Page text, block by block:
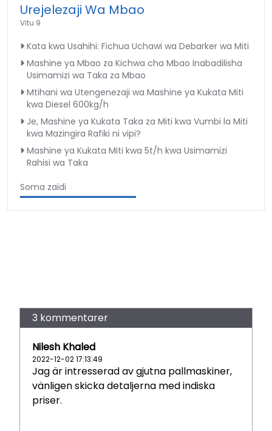
Urejelezaji Wa Mbao
Vitu 9
Kata kwa Usahihi: Fichua Uchawi wa Debarker wa Miti
Mashine ya Mbao za Kichwa cha Mbao Inabadilisha
Usimamizi wa Taka za Mbao
Mtihani wa Utengenezaji wa Mashine ya Kukata Miti
kwa Diesel 600kg/h
Je, Mashine ya Kukata Taka za Miti kwa Vumbi la Miti
kwa Mazingira Rafiki ni vipi?
Mashine ya Kukata Miti kwa 5t/h kwa Usimamizi
Rahisi wa Taka
Soma zaidi
3 kommentarer
Nilesh Khaled
2022-12-02 17:13:49
Jag är intresserad av gjutna pallmaskiner,
vänligen skicka detaljerna med indiska
priser.